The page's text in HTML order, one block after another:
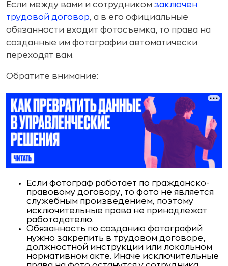
Если между вами и сотрудником заключен
трудовой договор, а в его официальные
обязанности входит фотосъемка, то права на
созданные им фотографии автоматически
переходят вам.
Обратите внимание:
Если фотограф работает по гражданско-
правовому договору, то фото не является
служебным произведением, поэтому
исключительные права не принадлежат
работодателю.
Обязанность по созданию фотографий
нужно закрепить в трудовом договоре,
должностной инструкции или локальном
нормативном акте. Иначе исключительные